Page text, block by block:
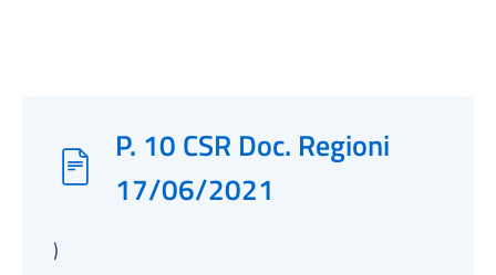
P. 10 CSR Doc. Regioni
17/06/2021
)